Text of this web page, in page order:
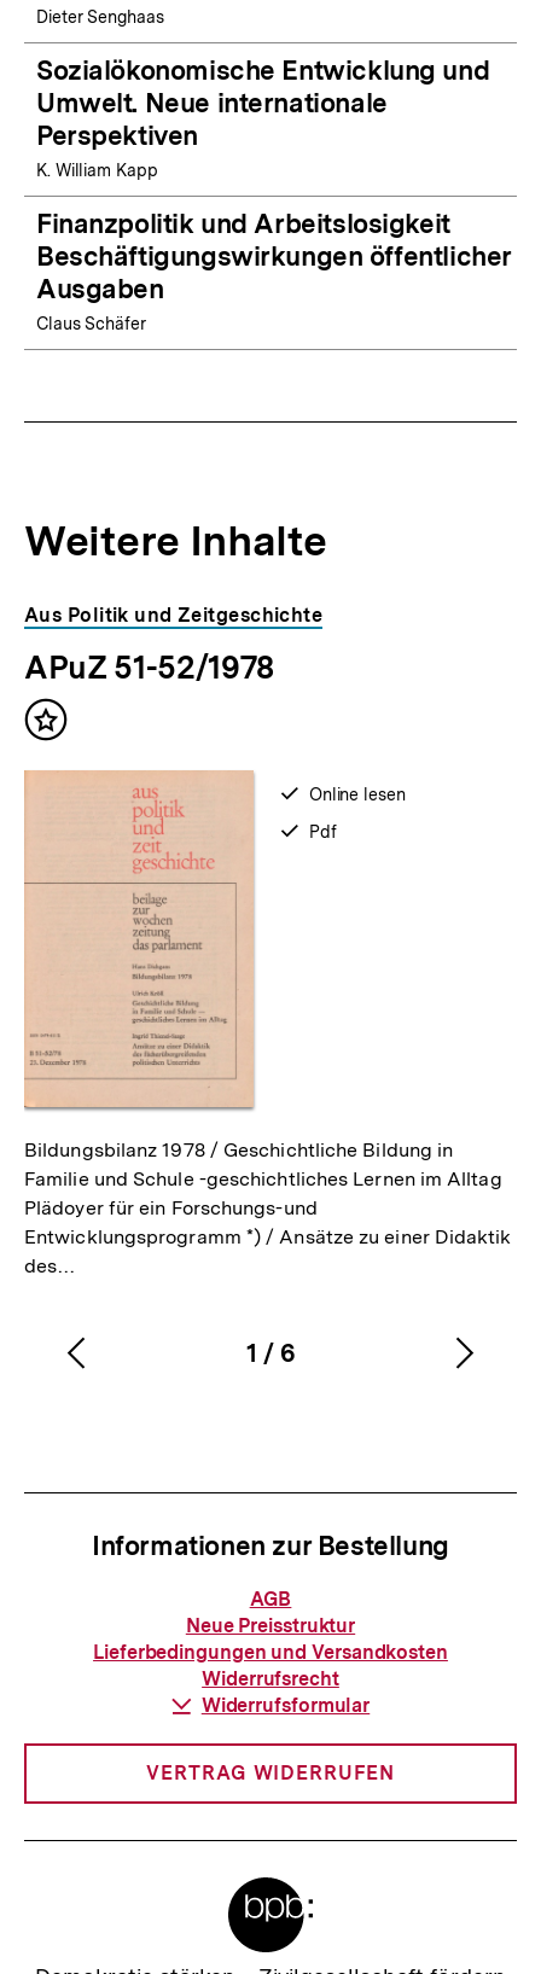
Dieter Senghaas
Sozialökonomische Entwicklung und
Umwelt. Neue internationale
Perspektiven
K. William Kapp
Finanzpolitik und Arbeitslosigkeit
Beschäftigungswirkungen öffentlicher
Ausgaben
Claus Schäfer
Weitere Inhalte
Inhaltskarousell
für
weitere
Inhalte
Inhaltskarussell
überspringen
Aus Politik und Zeitgeschichte
APuZ 51-52/1978
Inhalt
verfügbar
zum
Online lesen
verfügbar
Pdf
Bildungsbilanz 1978 / Geschichtliche Bildung in
Familie und Schule -geschichtliches Lernen im Alltag
Plädoyer für ein Forschungs-und
Entwicklungsprogramm *) / Ansätze zu einer Didaktik
des…
Karussellinhalt
1
von
/ 6
Vorherigen
Informationen zur Bestellung
Informationen
zur
Bestellung
AGB
Neue Preisstruktur
Lieferbedingungen und Versandkosten
Widerrufsrecht
Download-
Widerrufsformular
VERTRAG WIDERRUFEN